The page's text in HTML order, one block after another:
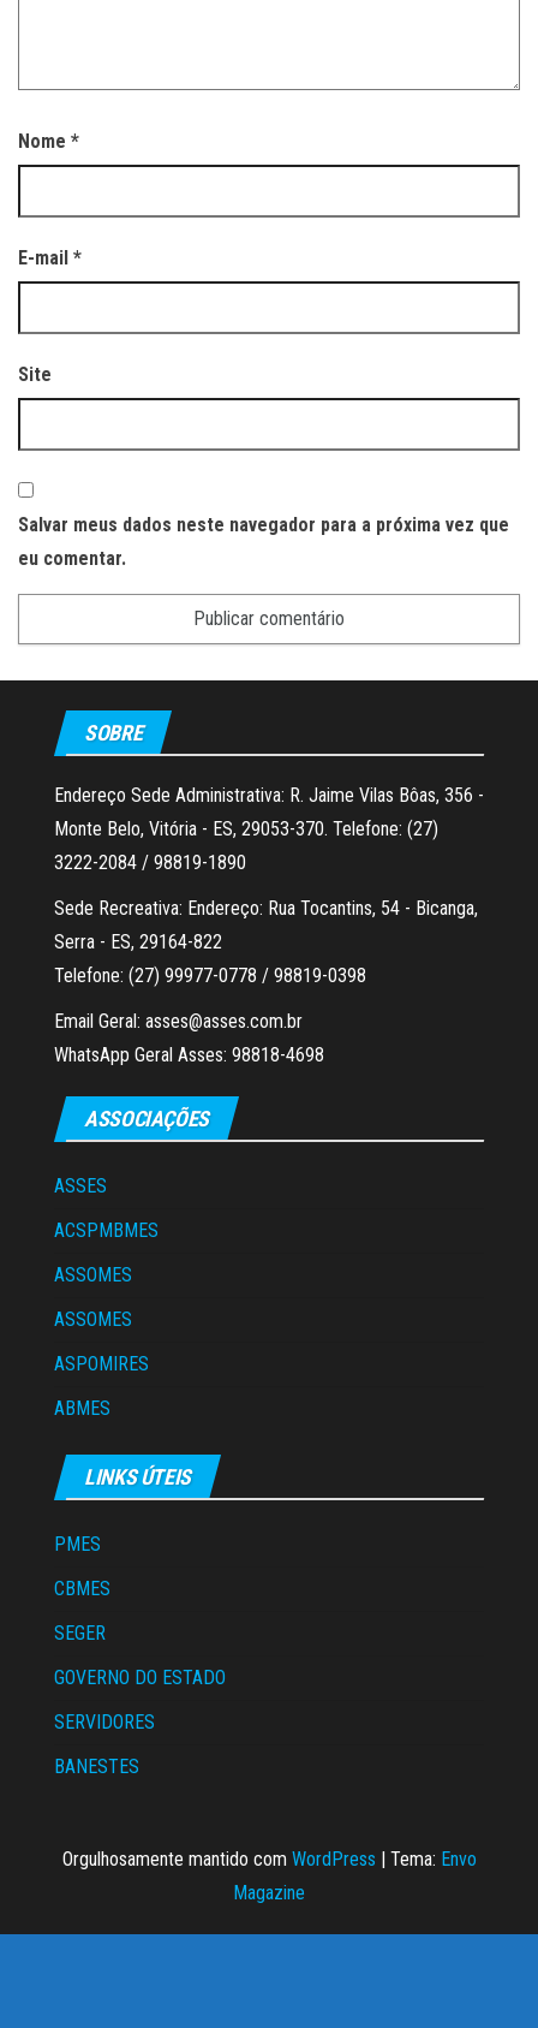
Nome *
E-mail *
Site
Salvar meus dados neste navegador para a próxima vez que
eu comentar.
SOBRE
Endereço Sede Administrativa: R. Jaime Vilas Bôas, 356 -
Monte Belo, Vitória - ES, 29053-370. Telefone: (27)
3222-2084 / 98819-1890
Sede Recreativa: Endereço: Rua Tocantins, 54 - Bicanga,
Serra - ES, 29164-822
Telefone: (27) 99977-0778 / 98819-0398
Email Geral: asses@asses.com.br
WhatsApp Geral Asses: 98818-4698
ASSOCIAÇÕES
ASSES
ACSPMBMES
ASSOMES
ASSOMES
ASPOMIRES
ABMES
LINKS ÚTEIS
PMES
CBMES
SEGER
GOVERNO DO ESTADO
SERVIDORES
BANESTES
Orgulhosamente mantido com WordPress Tema: Envo
Magazine